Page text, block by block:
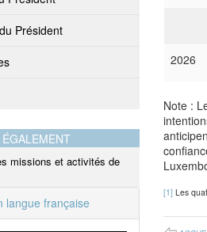
Président
missions et activités de
langue française
2026
Note :
[1] Les